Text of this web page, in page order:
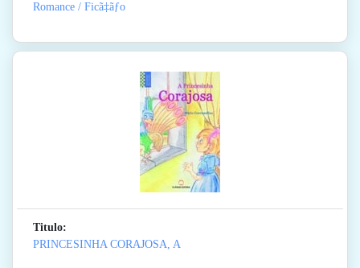
Romance / Ficã‡ãƒo
Titulo:
PRINCESINHA CORAJOSA, A